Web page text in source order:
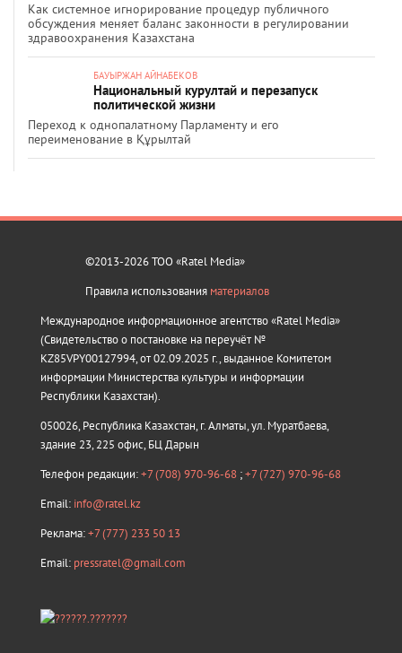
Как системное игнорирование процедур публичного
обсуждения меняет баланс законности в регулировании
здравоохранения Казахстана
БАУЫРЖАН АЙНАБЕКОВ
Национальный курултай и перезапуск
политической жизни
Переход к однопалатному Парламенту и его
переименование в Құрылтай
©2013-2026 ТОО «Ratel Media»
Правила использования материалов
Международное информационное агентство «Ratel Media»
(Свидетельство о постановке на переучёт №
KZ85VPY00127994, от 02.09.2025 г., выданное Комитетом
информации Министерства культуры и информации
Республики Казахстан).
050026, Республика Казахстан, г. Алматы, ул. Муратбаева,
здание 23, 225 офис, БЦ Дарын
Телефон редакции:+7 (708) 970-96-68 ;+7 (727) 970-96-68
Email: info@ratel.kz
Реклама:+7 (777) 233 50 13
Email: pressratel@gmail.com